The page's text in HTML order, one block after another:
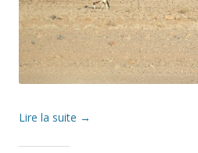
Lire la suite →